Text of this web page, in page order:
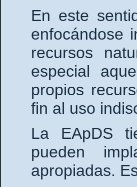
En este
enfocándose
recursos
especial
propios
fin al uso
La EApDS
pueden
apropiadas.